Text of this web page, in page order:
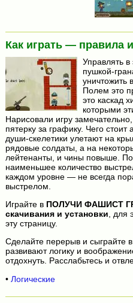
Как играть — правила
Управлять
пушкой-
уничтожить
Полем это
это каскад
которыми
Нарисовали игру
пятерку за графику. Чего
души-скелетики улетают на
рядовые солдаты, а на
лейтенанты, и чины повыше.
наименьшее количество
каждом уровне — не всегда
выстрелом.
Играйте в ПОЛУЧИ ФАШИСТ
скачивания и установки , для
эту страницу.
Сделайте перерыв и сыграйте в
развивают логику и
отдохнуть. Расслабьтесь и
• Логические